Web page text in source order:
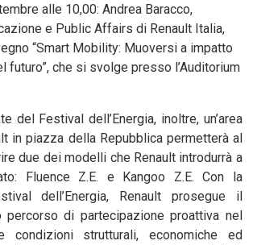
alle 10,00: Andrea Baracco,
e Public Affairs di Renault Italia,
“Smart Mobility: Muoversi a impatto
futuro”, che si svolge presso l’Auditorium
del Festival dell’Energia, inoltre, un’area
in piazza della Repubblica permetterà al
due dei modelli che Renault introdurrà a
Fluence Z.E. e Kangoo Z.E. Con la
dell’Energia, Renault prosegue il
percorso di partecipazione proattiva nel
strutturali, economiche ed